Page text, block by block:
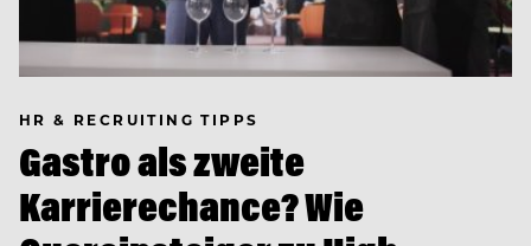
HR & RECRUITING TIPPS
Gastro als zweite
Karrierechance? Wie